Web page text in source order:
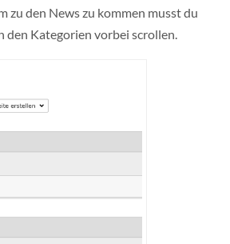
zu den News zu kommen musst du
den Kategorien vorbei scrollen.